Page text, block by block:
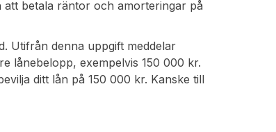
betala räntor och amorteringar på
Utifrån denna uppgift meddelar
lånebelopp, exempelvis 150 000 kr.
ditt lån på 150 000 kr. Kanske till